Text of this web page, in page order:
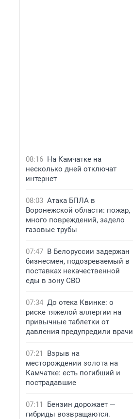
08:16 На Камчатке на
несколько дней отключат
интернет
08:03 Атака БПЛА в
Воронежской области: пожар,
много повреждений, задело
газовые трубы
07:47 В Белоруссии задержан
бизнесмен, подозреваемый в
поставках некачественной
еды в зону СВО
07:34 До отека Квинке: о
риске тяжелой аллергии на
привычные таблетки от
давления предупредили врачи
07:21
Взрыв на
месторождении золота на
Камчатке: есть погибший и
пострадавшие
07:11
Бензин дорожает —
гибриды возвращаются.